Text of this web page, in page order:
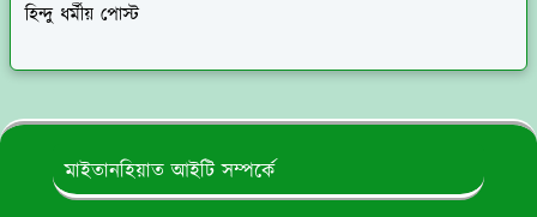
হিন্দু ধর্মীয় পোস্ট
মাইতানহিয়াত আইটি সম্পর্কে